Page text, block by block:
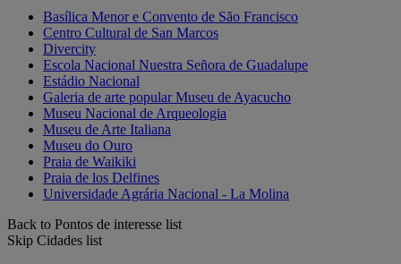
Basílica Menor e Convento de São Francisco
Centro Cultural de San Marcos
Divercity
Escola Nacional Nuestra Señora de Guadalupe
Estádio Nacional
Galeria de arte popular Museu de Ayacucho
Museu Nacional de Arqueologia
Museu de Arte Italiana
Museu do Ouro
Praia de Waikiki
Praia de los Delfines
Universidade Agrária Nacional - La Molina
Back to Pontos de interesse list
Skip Cidades list